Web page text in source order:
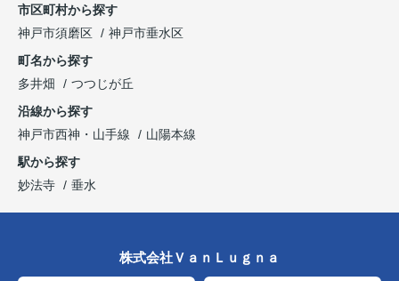
市区町村から探す
神戸市須磨区
神戸市垂水区
町名から探す
多井畑
つつじが丘
沿線から探す
神戸市西神・山手線
山陽本線
駅から探す
妙法寺
垂水
株式会社ＶａｎＬｕｇｎａ